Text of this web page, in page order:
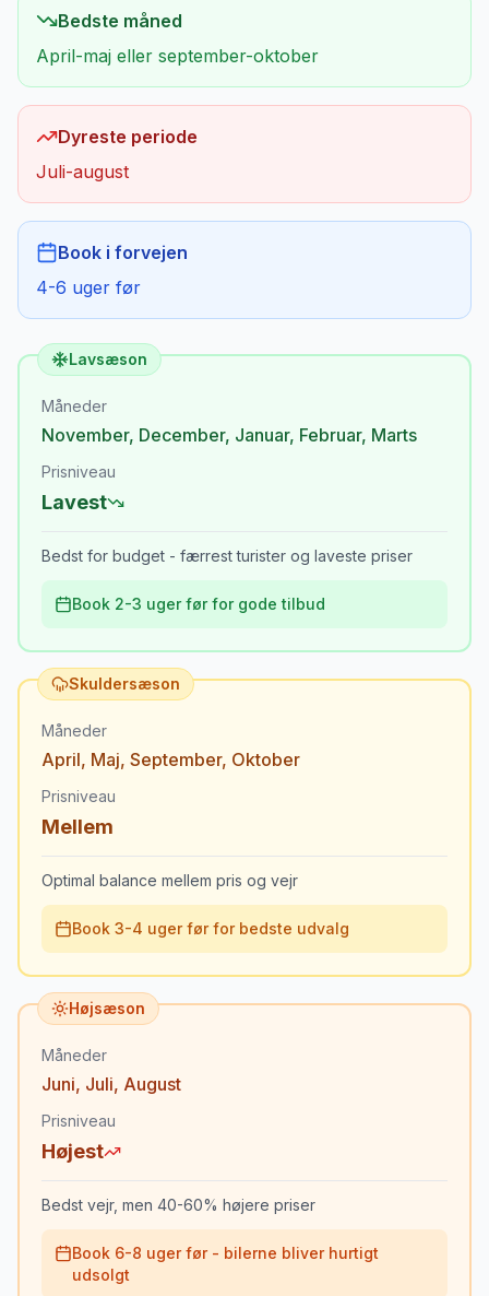
Bedste måned
April-maj eller september-oktober
Dyreste periode
Juli-august
Book i forvejen
4-6 uger før
Lavsæson
Måneder
November, December, Januar, Februar, Marts
Prisniveau
Lavest
Bedst for budget - færrest turister og laveste priser
Book 2-3 uger før for gode tilbud
Skuldersæson
Måneder
April, Maj, September, Oktober
Prisniveau
Mellem
Optimal balance mellem pris og vejr
Book 3-4 uger før for bedste udvalg
Højsæson
Måneder
Juni, Juli, August
Prisniveau
Højest
Bedst vejr, men 40-60% højere priser
Book 6-8 uger før - bilerne bliver hurtigt
udsolgt